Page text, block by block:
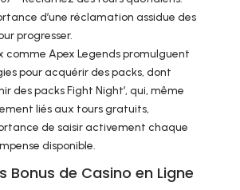
d’une réclamation assidue des
progresser.
comme Apex Legends promulguent
pour acquérir des packs, dont
des packs Fight Night’, qui, même
liés aux tours gratuits,
de saisir activement chaque
disponible.
Bonus de Casino en Ligne